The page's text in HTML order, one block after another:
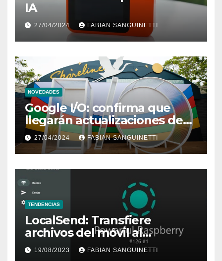
IA
27/04/2024 FABIAN SANGUINETTI
NOVEDADES
Google I/O: confirma que
llegarán actualizaciones de
Wear OS 5 y Android TV
27/04/2024 FABIAN SANGUINETTI
TENDENCIAS
LocalSend: Transfiere
archivos del móvil al
ordenador, y viceversa
19/08/2023 FABIAN SANGUINETTI